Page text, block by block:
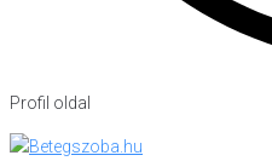
Profil oldal